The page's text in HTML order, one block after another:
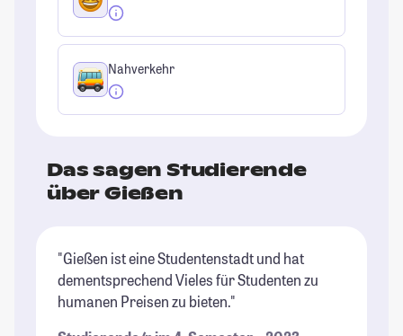
Nahverkehr
Das sagen Studierende
über Gießen
"Gießen ist eine Studentenstadt und hat
dementsprechend Vieles für Studenten zu
humanen Preisen zu bieten."